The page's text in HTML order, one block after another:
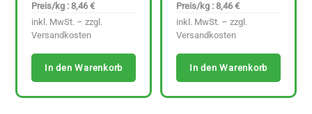
Preis/kg : 8,46 €
inkl. MwSt. – zzgl.
Versandkosten
In den Warenkorb
Preis/kg : 8,46 €
inkl. MwSt. – zzgl.
Versandkosten
In den Warenkorb